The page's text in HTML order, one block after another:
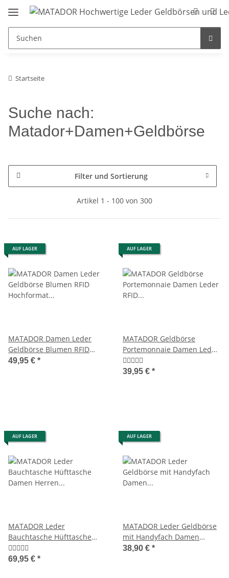
Startseite
Suche nach:
Matador+Damen+Geldbörse
Filter und Sortierung
Artikel 1 - 100 von 300
AUF LAGER
MATADOR Damen Leder
Geldbörse Blumen RFID
Hochformat Braun
49,95 € *
AUF LAGER
MATADOR Geldbörse
Portemonnaie Damen Leder
RFID Hochformat Blumen
39,95 € *
AUF LAGER
MATADOR Leder
Bauchtasche Hüfttasche
Damen Herren Gürteltasche
Braun
69,95 € *
AUF LAGER
MATADOR Leder Geldbörse
mit Handyfach Damen
Portemonnaie Braun
38,90 € *